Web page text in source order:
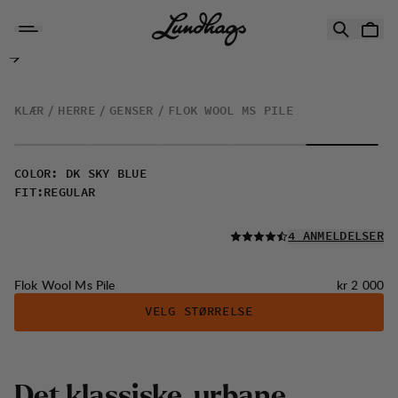
Flok Wool Ms Pile
KLÆR HERRE GENSER FLOK WOOL MS PILE
COLOR :
DK SKY BLUE
FIT: REGULAR
LES ALLE
4 ANMELDELSER
Flok Wool Ms Pile Pris:
kr 2 000
VELG STØRRELSE